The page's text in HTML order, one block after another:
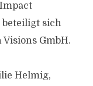
beteiligt sich
GmbH.
Helmig,